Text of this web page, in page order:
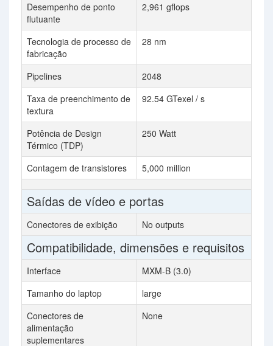
Desempenho de ponto
flutuante
2,961 gflops
Tecnologia de processo de
fabricação
28 nm
Pipelines
2048
Taxa de preenchimento de
textura
92.54 GTexel / s
Potência de Design
Térmico (TDP)
250 Watt
Contagem de transistores 5,000 million
Saídas de vídeo e portas
Conectores de exibição No outputs
Compatibilidade, dimensões e requisitos
Interface
MXM-B (3.0)
Tamanho do laptop
large
Conectores de
alimentação
suplementares
None